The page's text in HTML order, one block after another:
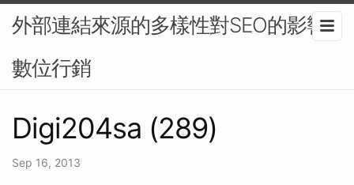
外部連結來源的多樣性對SEO的影響-
數位行銷
Digi204sa (289)
Sep 16, 2013